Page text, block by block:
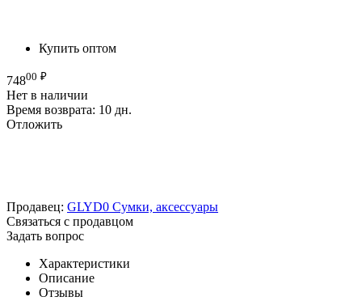
Купить оптом
74800 ₽
Нет в наличии
Время возврата: 10 дн.
Отложить
Продавец: GLYD0 Сумки, аксессуары
Связаться с продавцом
Задать вопрос
Характеристики
Описание
Отзывы